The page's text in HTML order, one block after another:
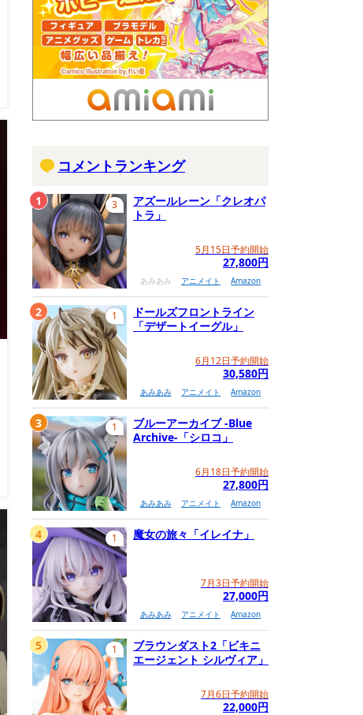
コメントランキング
アズールレーン「クレオパ
トラ」
5月15日予約開始
27,800円
あみあみ アニメイト Amazon
3
1
ドールズフロントライン
「デザートイーグル」
6月12日予約開始
30,580円
あみあみ アニメイト Amazon
1
2
ブルーアーカイブ -Blue
Archive-「シロコ」
6月18日予約開始
27,800円
あみあみ アニメイト Amazon
1
3
魔女の旅々「イレイナ」
7月3日予約開始
27,000円
あみあみ アニメイト Amazon
1
4
ブラウンダスト2「ビキニ
エージェント シルヴィア」
7月6日予約開始
22,000円
1
5